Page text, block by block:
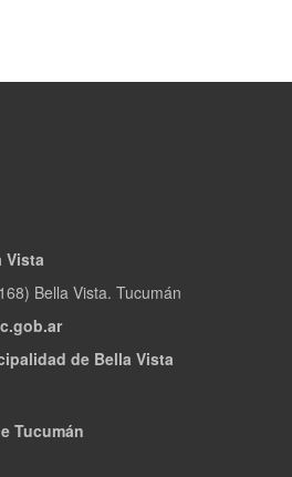
Vista
Bella Vista. Tucumán
de Bella Vista
Tucumán